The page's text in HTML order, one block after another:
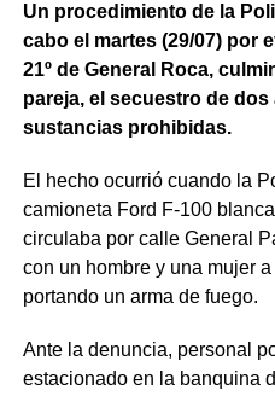
Un procedimiento de la
cabo el martes (29/07) por
21º de General Roca,
pareja, el secuestro de
sustancias prohibidas.
El hecho ocurrió cuando la
camioneta Ford F-100
circulaba por calle General
con un hombre y una mujer
portando un arma de fuego.
Ante la denuncia, personal
estacionado en la banquina